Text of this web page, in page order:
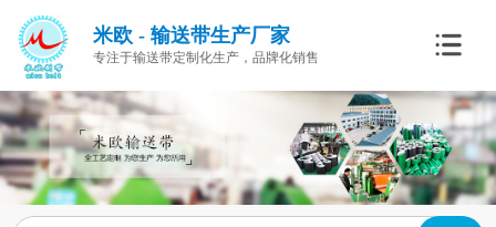
米欧 - 输送带生产厂家
专注于输送带定制化生产，品牌化销售